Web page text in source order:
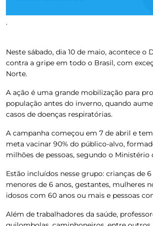
.
Neste sábado, dia 10 de maio, acontece o
contra a gripe em todo o Brasil, com
Norte.
A ação é uma grande mobilização para
população antes do inverno, quando
casos de doenças respiratórias.
A campanha começou em 7 de abril e
meta vacinar 90% do público-alvo,
milhões de pessoas, segundo o Ministério
Estão incluídos nesse grupo: crianças de 6
menores de 6 anos, gestantes, mulheres
idosos com 60 anos ou mais e pessoas
Além de trabalhadores da saúde,